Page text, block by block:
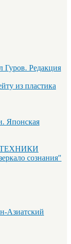
Гуров. Редакция
из пластика
Японская
сознания"
Азиатский